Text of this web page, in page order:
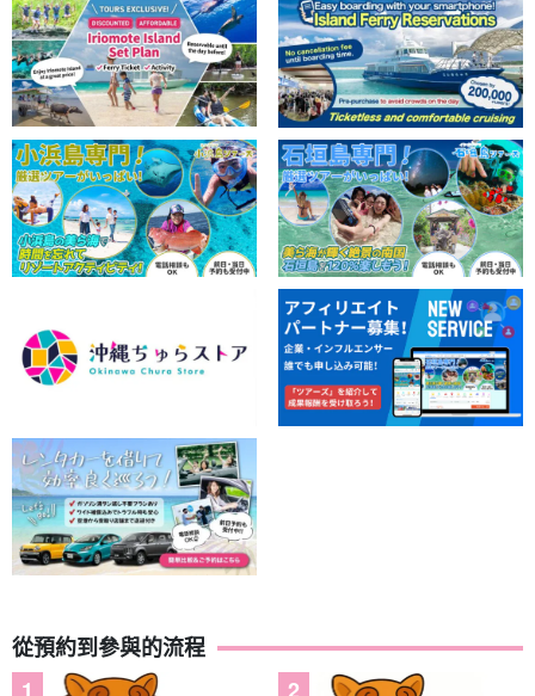
從預約到參與的流程